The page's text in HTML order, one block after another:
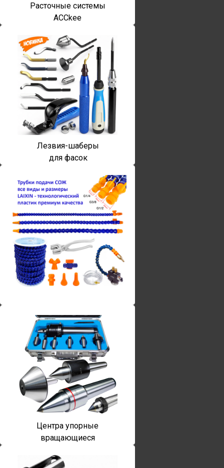
Расточные системы
ACCkee
Лезвия-шаберы
для фасок
Винты torx
Центра упорные
вращающиеся